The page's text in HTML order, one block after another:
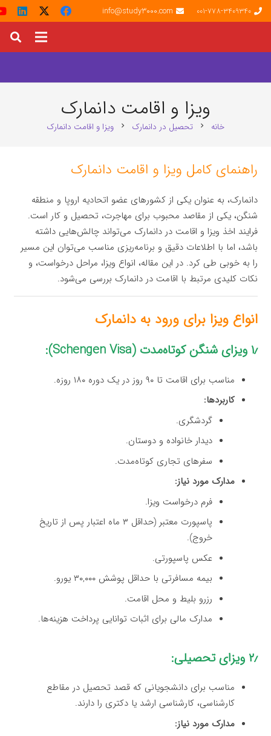
001-778-3409340
info@study3000.com
ویزا و اقامت دانمارک
خانه chevron_right تحصیل در دانمارک chevron_right ویزا و اقامت دانمارک
راهنمای کامل ویزا و اقامت دانمارک
دانمارک، به عنوان یکی از کشورهای عضو اتحادیه اروپا و منطقه
شنگن، یکی از مقاصد محبوب برای مهاجرت، تحصیل و کار است.
فرایند اخذ ویزا و اقامت در دانمارک می‌تواند چالش‌هایی داشته
باشد، اما با اطلاعات دقیق و برنامه‌ریزی مناسب می‌توان این مسیر
را به خوبی طی کرد. در این مقاله، انواع ویزا، مراحل درخواست، و
نکات کلیدی مرتبط با اقامت در دانمارک بررسی می‌شود.
انواع ویزا برای ورود به دانمارک
۱٫ ویزای شنگن کوتاه‌مدت (Schengen Visa):
مناسب برای اقامت تا ۹۰ روز در یک دوره ۱۸۰ روزه.
کاربردها:
گردشگری.
دیدار خانواده و دوستان.
سفرهای تجاری کوتاه‌مدت.
مدارک مورد نیاز:
فرم درخواست ویزا.
پاسپورت معتبر (حداقل ۳ ماه اعتبار پس از تاریخ
خروج).
عکس پاسپورتی.
بیمه مسافرتی با حداقل پوشش ۳۰,۰۰۰ یورو.
رزرو بلیط و محل اقامت.
مدارک مالی برای اثبات توانایی پرداخت هزینه‌ها.
۲٫ ویزای تحصیلی:
مناسب برای دانشجویانی که قصد تحصیل در مقاطع
کارشناسی، کارشناسی ارشد یا دکتری را دارند.
مدارک مورد نیاز: